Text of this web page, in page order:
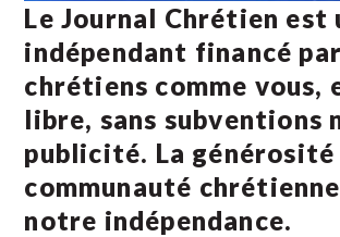
Le Journal Chrétien est
indépendant financé
chrétiens comme vous,
libre, sans subventions
publicité. La générosité
communauté chrétienne
notre indépendance.